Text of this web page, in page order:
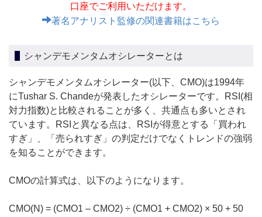
口座でご利用いただけます。
著名アナリスト監修の関連書籍はこちら
シャンデモメンタムオシレーターとは
シャンデモメンタムオシレーター(以下、CMO)は1994年
にTushar S. Chandeが発表したオシレーターです。RSI(相
対力指数)と比較されることが多く、共通点も多いとされ
ています。RSIと異なる点は、RSIが得意とする「買われ
すぎ」、「売られすぎ」の判定だけでなくトレンドの強弱
を知ることができます。
CMOの計算式は、以下のようになります。
CMO(N) = (CMO1 – CMO2) ÷ (CMO1 + CMO2) × 50 + 50